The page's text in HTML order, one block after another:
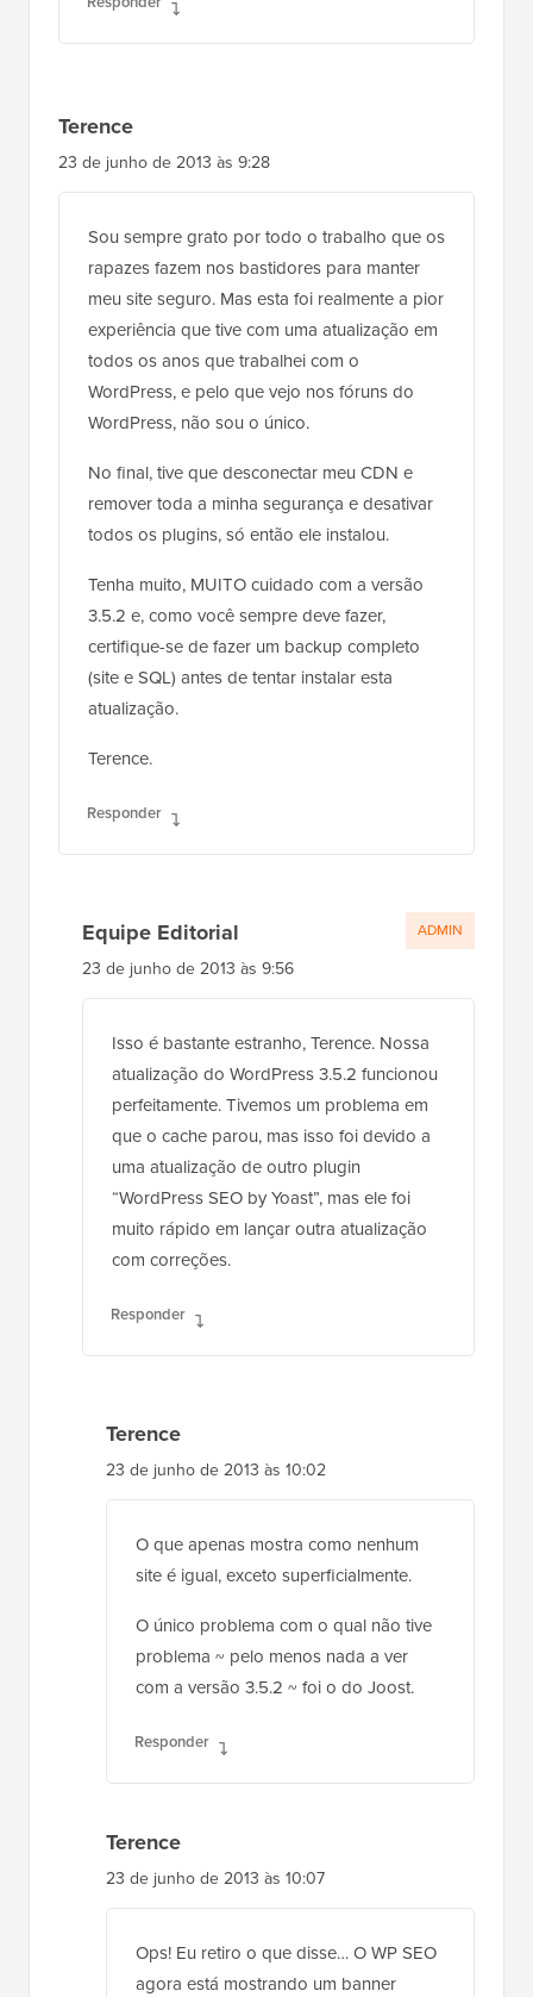
Terence
23 de junho de 2013 às 9:28
Sou sempre grato por todo o trabalho que os
rapazes fazem nos bastidores para manter
meu site seguro. Mas esta foi realmente a pior
experiência que tive com uma atualização em
todos os anos que trabalhei com o
WordPress, e pelo que vejo nos fóruns do
WordPress, não sou o único.
No final, tive que desconectar meu CDN e
remover toda a minha segurança e desativar
todos os plugins, só então ele instalou.
Tenha muito, MUITO cuidado com a versão
3.5.2 e, como você sempre deve fazer,
certifique-se de fazer um backup completo
(site e SQL) antes de tentar instalar esta
atualização.
Terence.
Responder
Equipe Editorial
23 de junho de 2013 às 9:56
Isso é bastante estranho, Terence. Nossa
atualização do WordPress 3.5.2 funcionou
perfeitamente. Tivemos um problema em
que o cache parou, mas isso foi devido a
uma atualização de outro plugin
“WordPress SEO by Yoast”, mas ele foi
muito rápido em lançar outra atualização
com correções.
Responder
ADMIN
Terence
23 de junho de 2013 às 10:02
O que apenas mostra como nenhum
site é igual, exceto superficialmente.
O único problema com o qual não tive
problema ~ pelo menos nada a ver
com a versão 3.5.2 ~ foi o do Joost.
Responder
Terence
23 de junho de 2013 às 10:07
Ops! Eu retiro o que disse… O WP SEO
agora está mostrando um banner